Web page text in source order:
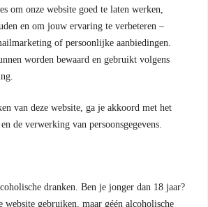
om onze website goed te laten werken,
en om jouw ervaring te verbeteren –
of persoonlijke aanbiedingen.
worden bewaard en gebruikt volgens
van deze website, ga je akkoord met het
de verwerking van persoonsgegevens.
dranken. Ben je jonger dan 18 jaar?
website gebruiken, maar géén alcoholische